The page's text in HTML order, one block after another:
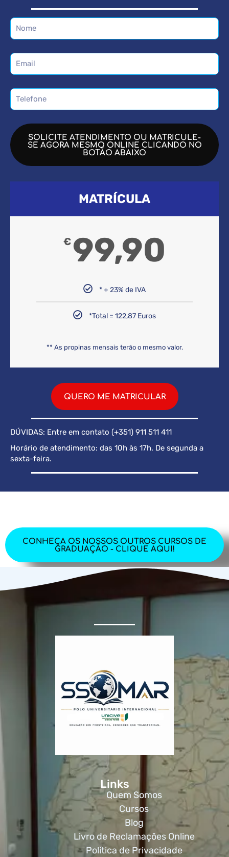
SOLICITE ATENDIMENTO OU MATRICULE-
SE AGORA MESMO ONLINE CLICANDO NO
BOTÃO ABAIXO
MATRÍCULA
€ 99,90
* + 23% de IVA
*Total = 122,87 Euros
** As propinas mensais terão o mesmo valor.
QUERO ME MATRICULAR
DÚVIDAS: Entre em contato (+351) 911 511 411
Horário de atendimento: das 10h às 17h. De segunda a
sexta-feira.
CONHEÇA OS NOSSOS OUTROS CURSOS DE
GRADUAÇÃO - CLIQUE AQUI!
Links
Quem Somos
Cursos
Blog
Livro de Reclamações Online
Política de Privacidade